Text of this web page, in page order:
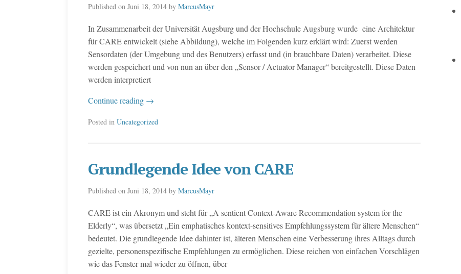
Published on Juni 18, 2014 by MarcusMayr
In Zusammenarbeit der Universität Augsburg und der Hochschule Augsburg wurde eine Architektur
für CARE entwickelt (siehe Abbildung), welche im Folgenden kurz erklärt wird: Zuerst werden
Sensordaten (der Umgebung und des Benutzers) erfasst und (in brauchbare Daten) verarbeitet. Diese
werden gespeichert und von nun an über den „Sensor / Actuator Manager“ bereitgestellt. Diese Daten
werden interpretiert
Continue reading →
Posted in Uncategorized
Grundlegende Idee von CARE
Published on Juni 18, 2014 by MarcusMayr
CARE ist ein Akronym und steht für „A sentient Context-Aware Recommendation system for the
Elderly“, was übersetzt „Ein emphatisches kontext-sensitives Empfehlungssystem für ältere Menschen“
bedeutet. Die grundlegende Idee dahinter ist, älteren Menschen eine Verbesserung ihres Alltags durch
gezielte, personenspezifische Empfehlungen zu ermöglichen. Diese reichen von einfachen Vorschlägen
wie das Fenster mal wieder zu öffnen, über